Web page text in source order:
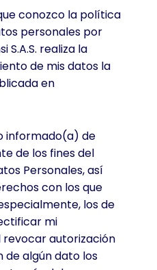
conozco la política
personales por
S.A.S. realiza la
de mis datos la
en
informado(a) de
de los fines del
Personales, así
con los que
los de
mi
autorización
de algún dato los